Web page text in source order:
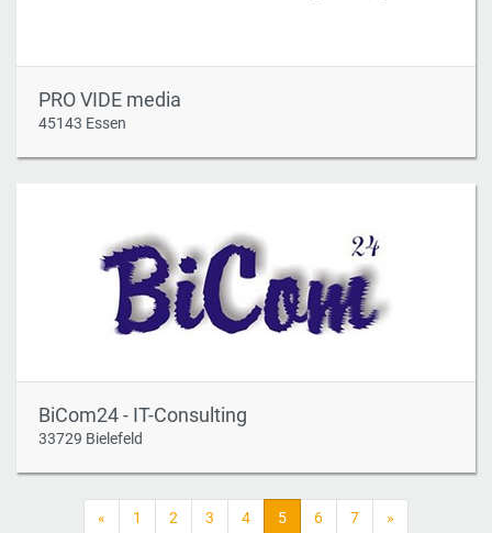
PRO VIDE media
45143 Essen
BiCom24 - IT-Consulting
33729 Bielefeld
« 1 2 3 4 5 6 7 »